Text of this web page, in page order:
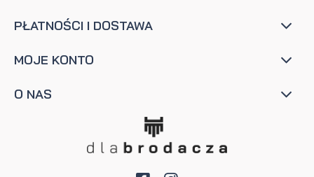
PŁATNOŚCI I DOSTAWA
MOJE KONTO
O NAS